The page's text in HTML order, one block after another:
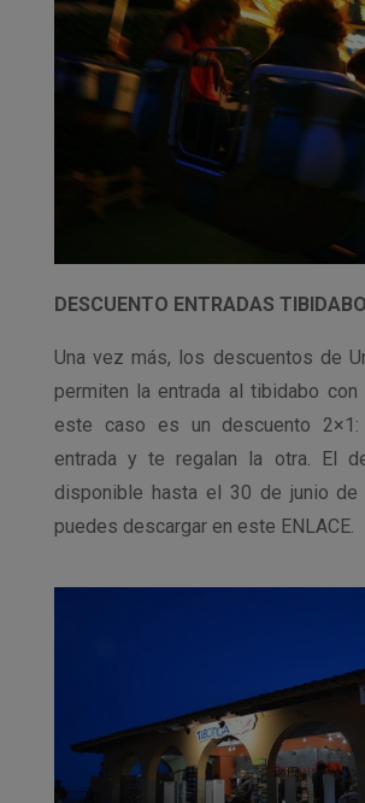
DESCUENTO ENTRADAS TIBIDABO
Una vez más, los descuentos de
permiten la entrada al tibidabo con
este caso es un descuento 2×1:
entrada y te regalan la otra. El
disponible hasta el 30 de junio
puedes descargar en este ENLACE.